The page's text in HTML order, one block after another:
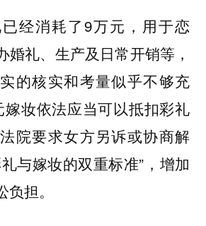
经消耗了9万元，用于恋
婚礼、生产及日常开销等，
的核实和考量似乎不够充
妆依法应当可以抵扣彩礼
院要求女方另诉或协商解
与嫁妆的双重标准”，增加
担。